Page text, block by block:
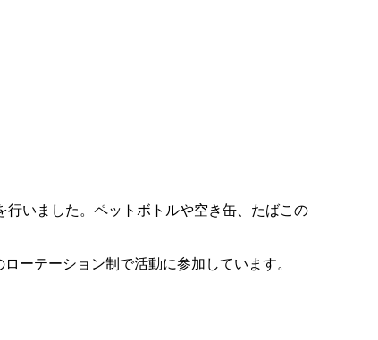
いました。ペットボトルや空き缶、たばこの
ーテーション制で活動に参加しています。